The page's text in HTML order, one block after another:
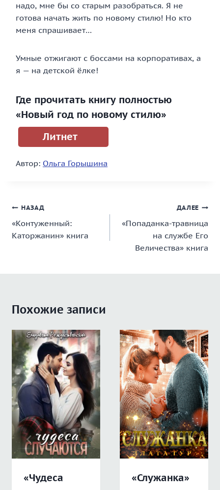
надо, мне бы со старым разобраться. Я не
готова начать жить по новому стилю! Но кто
меня спрашивает…
Умные отжигают с боссами на корпоративах, а
я — на детской ёлке!
Где прочитать книгу полностью
«Новый год по новому стилю»
Литнет
Автор: Ольга Горышина
Навигация
по
записям
НАЗАД
«Контуженный:
Каторжанин» книга
ДАЛЕЕ
«Попаданка-травница
на службе Его
Величества» книга
Похожие записи
«Чудеса
«Служанка»